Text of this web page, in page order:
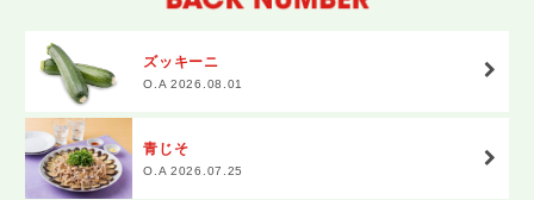
ズッキーニ
O.A 2026.08.01
青じそ
O.A 2026.07.25